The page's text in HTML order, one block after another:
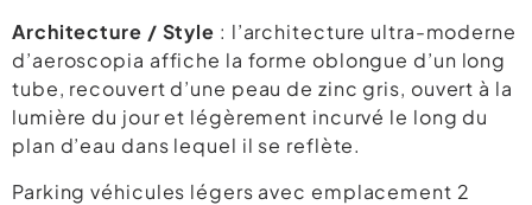
Architecture / Style : l’architecture ultra-moderne
d’aeroscopia affiche la forme oblongue d’un long
tube, recouvert d’une peau de zinc gris, ouvert à la
lumière du jour et légèrement incurvé le long du
plan d’eau dans lequel il se reflète.
Parking véhicules légers avec emplacement 2